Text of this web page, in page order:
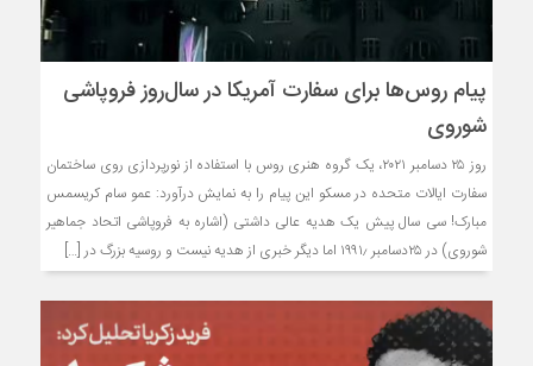
پیام روس‌ها برای سفارت آمریکا در سال‌روز فروپاشی
شوروی
روز ۲۵ دسامبر ۲۰۲۱، یک گروه هنری روس با استفاده از نورپردازی روی ساختمان
سفارت ایالات متحده در مسکو این پیام را به نمایش درآورد: عمو سام کریسمس
مبارک! سی سال پیش یک هدیه عالی داشتی (اشاره به فروپاشی اتحاد جماهیر
شوروی) در ۲۵دسامبر ۱۹۹۱٫ اما دیگر خبری از هدیه نیست و روسیه بزرگ در […]